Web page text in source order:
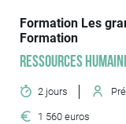
Formation Les
Formation
Ressources
2 jours
1 560 euros